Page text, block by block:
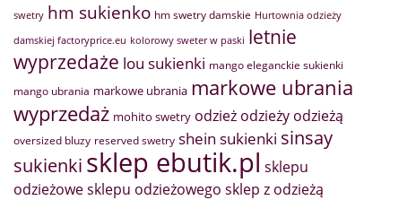
swetry hm sukienko hm swetry damskie Hurtownia odzieży
damskiej factoryprice.eu kolorowy sweter w paski letnie
wyprzedaże lou sukienki mango eleganckie sukienki
mango ubrania markowe ubrania markowe ubrania
wyprzedaż mohito swetry odzież odzieży odzieżą
oversized bluzy reserved swetry shein sukienki sinsay
sukienki sklep ebutik.pl sklepu
odzieżowesklepu odzieżowego sklep z odzieżą